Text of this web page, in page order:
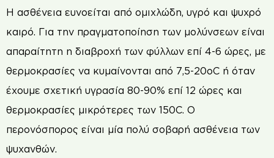
Η ασθένεια ευνοείται από οµιχλώδη, υγρό και ψυχρό
καιρό. Για την πραγµατοποίηση των µολύνσεων είναι
απαραίτητη η διαβροχή των φύλλων επί 4-6 ώρες, µε
θερµοκρασίες να κυµαίνονται από 7,5-20oC ή όταν
έχουµε σχετική υγρασία 80-90% επί 12 ώρες και
θερµοκρασίες µικρότερες των 150C. O
περονόσπορος είναι µία πολύ σοβαρή ασθένεια των
ψυχανθών.